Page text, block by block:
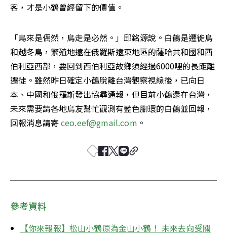
客，才是小鶴曾經留下的價值。
「鳥來是偶然，鳥走是必然。」邱銘源說。白鶴是遷徙鳥
和越冬鳥，繁殖地遠在俄羅斯遠東地區的薩哈共和國和西
伯利亞西部，要回到西伯利亞故鄉須經過6000哩的長距離
遷徙。雖然昨日確定小鶴脫離台灣觀察視線後，已向日
本、中國和俄羅斯發出協尋通報，但目前小鶴還在台灣，
未來需要請各地鳥友幫忙觀測有藍色腳環的白鶴並回報，
回報消息請寄 ceo.eef@gmail.com 。
參考資料
【你來報報】松山小鶴原為金山小鶴！ 未來去向受關